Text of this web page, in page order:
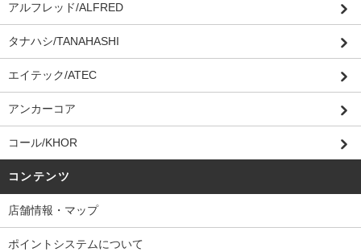
アルフレッド/ALFRED
タナハシ/TANAHASHI
エイテック/ATEC
アンカーコア
コール/KHOR
コンテンツ
店舗情報・マップ
ポイントシステムについて